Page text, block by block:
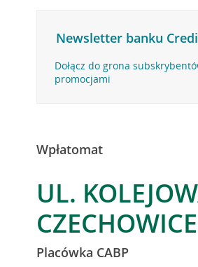
Newsletter banku
Dołącz do grona
promocjami
Wpłatomat
UL.
Placówka CABP